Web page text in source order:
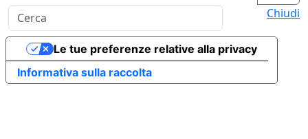
Chiudi
Informativa sulla raccolta
Le tue preferenze relative alla privacy